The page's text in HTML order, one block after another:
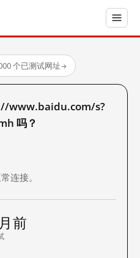
个已测试网址→
www.baidu.com/s?
吗？
连接。
前